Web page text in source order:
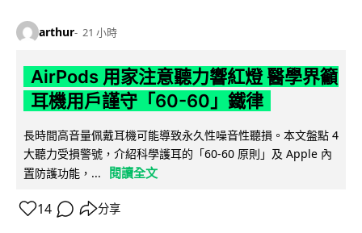
arthur 21 小時
AirPods 用家注意聽力響紅燈 醫學界籲
耳機用戶謹守「60-60」鐵律
長時間高音量佩戴耳機可能導致永久性噪音性聽損。本文盤點 4
大聽力受損警號，介紹科學護耳的「60-60 原則」及 Apple 內
置防護功能，...
閱讀全文
14 分享